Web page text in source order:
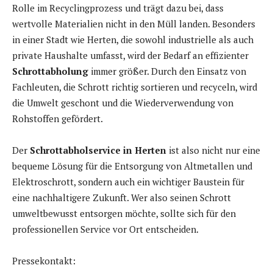
Rolle im Recyclingprozess und trägt dazu bei, dass
wertvolle Materialien nicht in den Müll landen. Besonders
in einer Stadt wie Herten, die sowohl industrielle als auch
private Haushalte umfasst, wird der Bedarf an effizienter
Schrottabholung immer größer. Durch den Einsatz von
Fachleuten, die Schrott richtig sortieren und recyceln, wird
die Umwelt geschont und die Wiederverwendung von
Rohstoffen gefördert.
Der Schrottabholservice in Herten ist also nicht nur eine
bequeme Lösung für die Entsorgung von Altmetallen und
Elektroschrott, sondern auch ein wichtiger Baustein für
eine nachhaltigere Zukunft. Wer also seinen Schrott
umweltbewusst entsorgen möchte, sollte sich für den
professionellen Service vor Ort entscheiden.
Pressekontakt: